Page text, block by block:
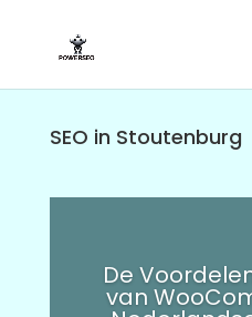
SEO in Stoutenburg
De
van